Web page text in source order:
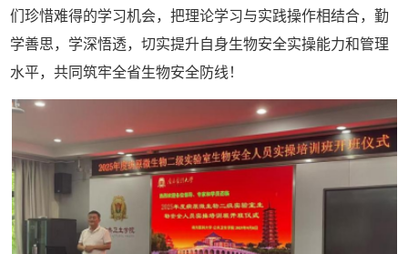
们珍惜难得的学习机会，把理论学习与实践操作相结合，勤
学善思，学深悟透，切实提升自身生物安全实操能力和管理
水平，共同筑牢全省生物安全防线！